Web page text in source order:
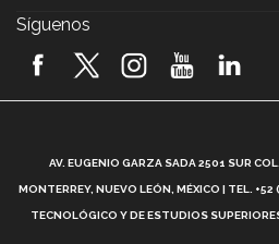
2026! (video)
¿Cómo es el Modelo
Síguenos
AV. EUGENIO GARZA SADA 2501 SUR
MONTERREY, NUEVO LEÓN, MÉXICO | TEL.
TECNOLÓGICO Y DE ESTUDIOS